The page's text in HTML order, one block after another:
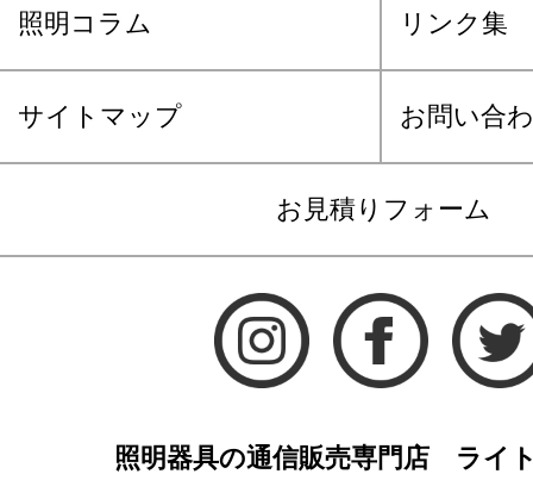
照明コラム リンク集
サイトマップ お問い合
お見積りフォーム
照明器具の通信販売専門店 ライ